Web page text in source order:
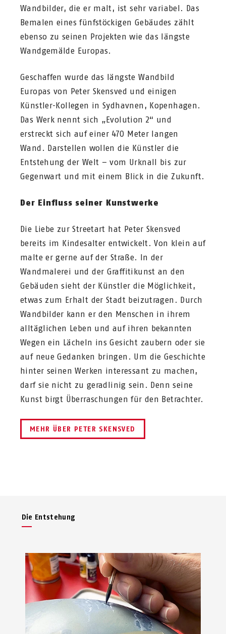
Wandbilder, die er malt, ist sehr variabel. Das
Bemalen eines fünfstöckigen Gebäudes zählt
ebenso zu seinen Projekten wie das längste
Wandgemälde Europas.
Geschaffen wurde das längste Wandbild
Europas von Peter Skensved und einigen
Künstler-Kollegen in Sydhavnen, Kopenhagen.
Das Werk nennt sich „Evolution 2“ und
erstreckt sich auf einer 470 Meter langen
Wand. Darstellen wollen die Künstler die
Entstehung der Welt – vom Urknall bis zur
Gegenwart und mit einem Blick in die Zukunft.
Der Einfluss seiner Kunstwerke
Die Liebe zur Streetart hat Peter Skensved
bereits im Kindesalter entwickelt. Von klein auf
malte er gerne auf der Straße. In der
Wandmalerei und der Graffitikunst an den
Gebäuden sieht der Künstler die Möglichkeit,
etwas zum Erhalt der Stadt beizutragen. Durch
Wandbilder kann er den Menschen in ihrem
alltäglichen Leben und auf ihren bekannten
Wegen ein Lächeln ins Gesicht zaubern oder sie
auf neue Gedanken bringen. Um die Geschichte
hinter seinen Werken interessant zu machen,
darf sie nicht zu geradlinig sein. Denn seine
Kunst birgt Überraschungen für den Betrachter.
MEHR ÜBER PETER SKENSVED
Die Entstehung